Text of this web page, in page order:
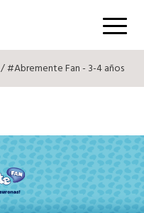
Menú
/ #Abremente Fan - 3-4 años